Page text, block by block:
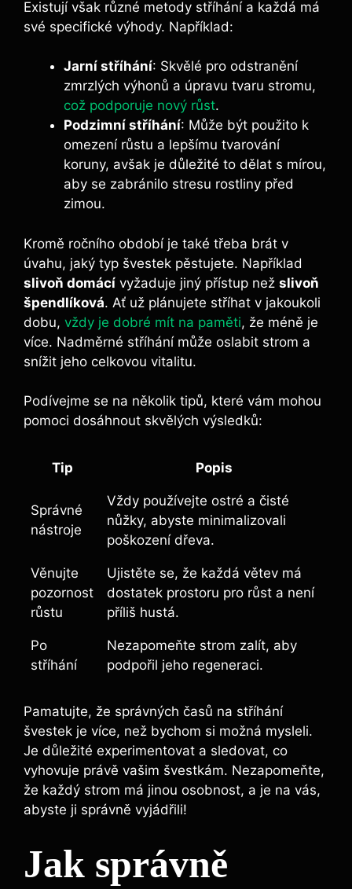
Existují však různé metody stříhání a každá má
své specifické výhody. Například:
Jarní stříhání: Skvělé pro odstranění
zmrzlých výhonů a úpravu tvaru stromu,
což podporuje nový růst.
Podzimní stříhání: Může být použito k
omezení růstu a lepšímu tvarování
koruny, avšak je důležité to dělat s mírou,
aby se zabránilo stresu rostliny před
zimou.
Kromě ročního období je také třeba brát v
úvahu, jaký typ švestek pěstujete. Například
slivoň domácí vyžaduje jiný přístup než slivoň
špendlíková. Ať už plánujete stříhat v jakoukoli
dobu, vždy je dobré mít na paměti, že méně je
více. Nadměrné stříhání může oslabit strom a
snížit jeho celkovou vitalitu.
Podívejme se na několik tipů, které vám mohou
pomoci dosáhnout skvělých výsledků:
Tip Popis
Správné
nástroje
Vždy používejte ostré a čisté
nůžky, abyste minimalizovali
poškození dřeva.
Věnujte
pozornost
růstu
Ujistěte se, že každá větev má
dostatek prostoru pro růst a není
příliš hustá.
Po
stříhání
Nezapomeňte strom zalít, aby
podpořil jeho regeneraci.
Pamatujte, že správných časů na stříhání
švestek je více, než bychom si možná mysleli.
Je důležité experimentovat a sledovat, co
vyhovuje právě vašim švestkám. Nezapomeňte,
že každý strom má jinou osobnost, a je na vás,
abyste ji správně vyjádřili!
Jak správně